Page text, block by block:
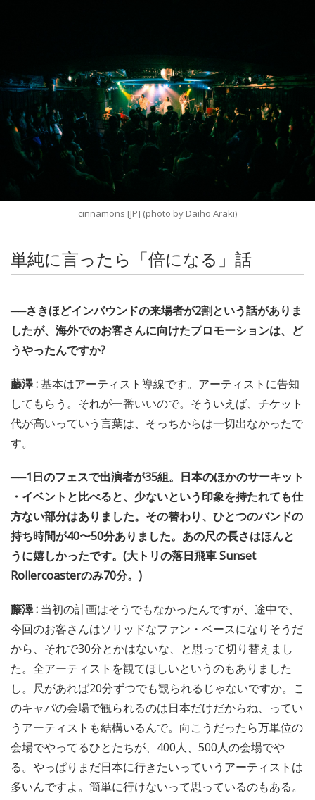
cinnamons [JP] (photo by Daiho Araki)
単純に言ったら「倍になる」話
──さきほどインバウンドの来場者が2割という話がありま
したが、海外でのお客さんに向けたプロモーションは、ど
うやったんですか?
藤澤 :基本はアーティスト導線です。アーティストに告知
してもらう。それが一番いいので。そういえば、チケット
代が高いっていう言葉は、そっちからは一切出なかったで
す。
──1日のフェスで出演者が35組。日本のほかのサーキット
・イベントと比べると、少ないという印象を持たれても仕
方ない部分はありました。その替わり、ひとつのバンドの
持ち時間が40〜50分ありました。あの尺の長さはほんと
うに嬉しかったです。(大トリの落日飛車 Sunset
Rollercoasterのみ70分。)
藤澤 : 当初の計画はそうでもなかったんですが、途中で、
今回のお客さんはソリッドなファン・ベースになりそうだ
から、それで30分とかはないな、と思って切り替えまし
た。全アーティストを観てほしいというのもありました
し。尺があれば20分ずつでも観られるじゃないですか。こ
のキャパの会場で観られるのは日本だけだからね、ってい
うアーティストも結構いるんで。向こうだったら万単位の
会場でやってるひとたちが、400人、500人の会場でや
る。やっぱりまだ日本に行きたいっていうアーティストは
多いんですよ。簡単に行けないって思っているのもある。